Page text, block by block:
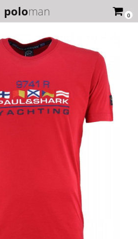
0
poloman